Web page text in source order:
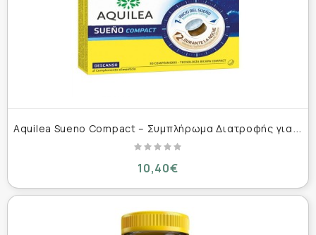
A
quilea Sueno Compact – Συμπλήρωμα Διατροφής για Χαλάρωση και Ύπνο - 30 Δισκία
10,40€